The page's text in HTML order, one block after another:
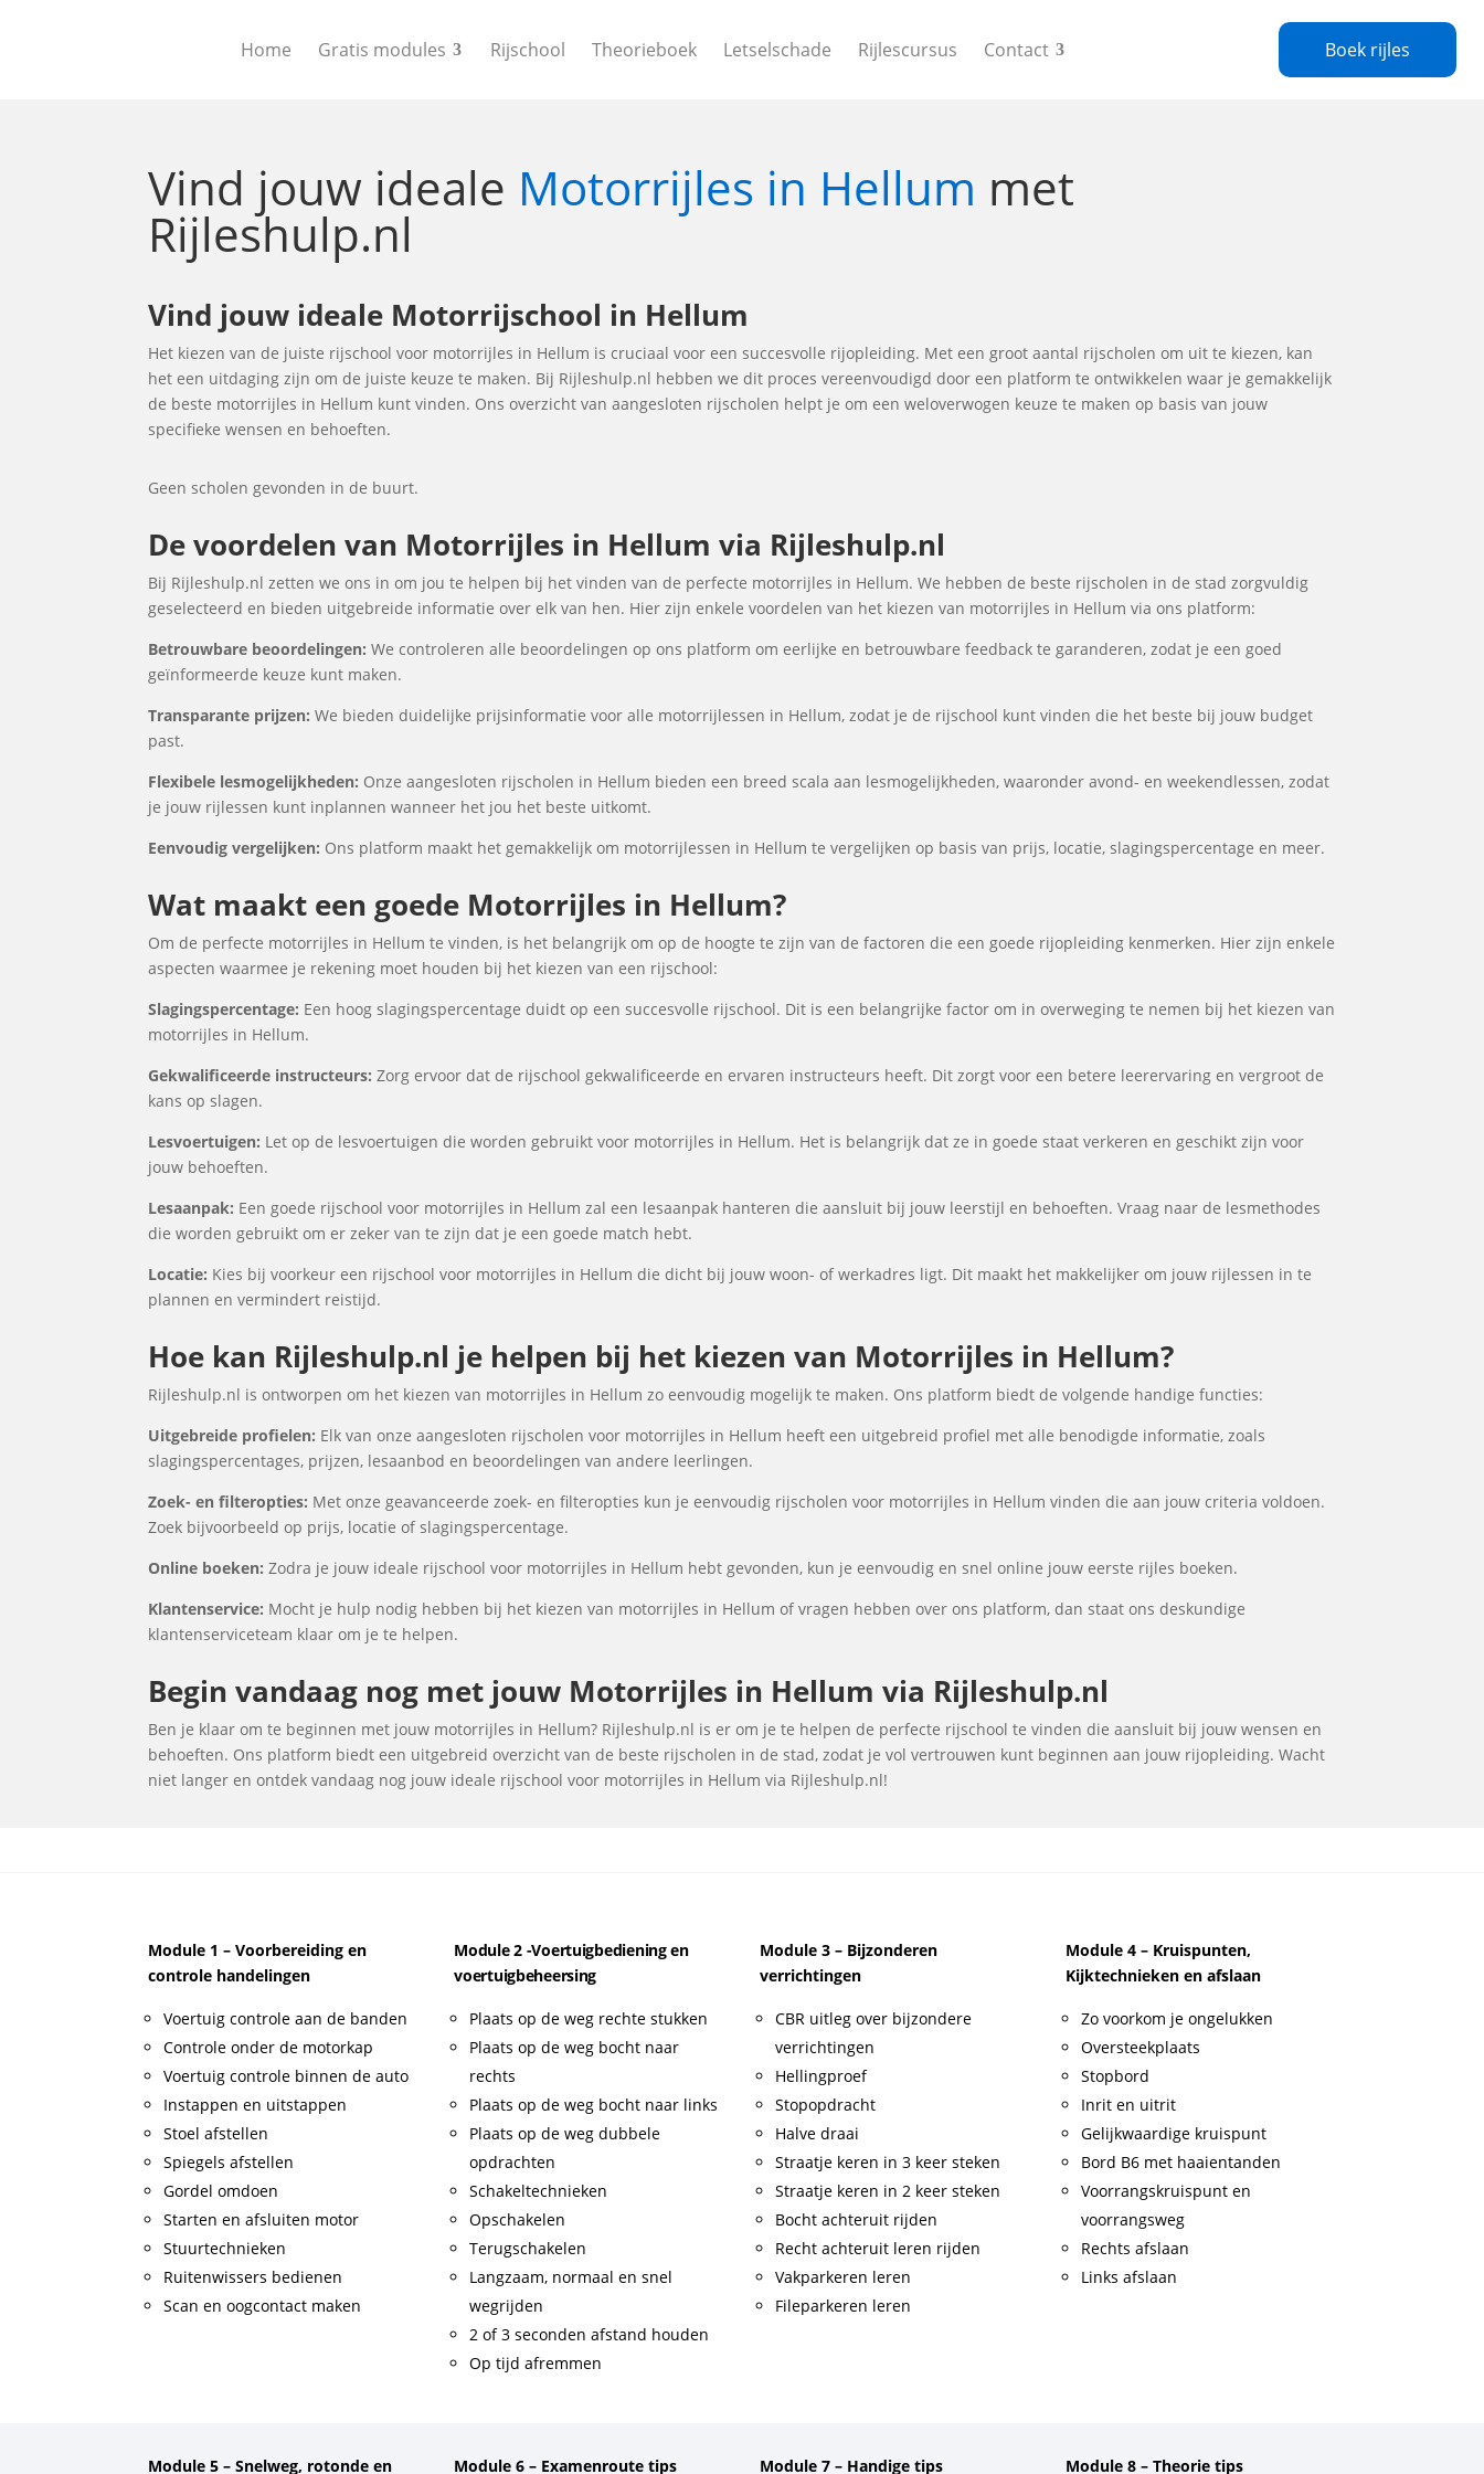
Home Gratis modules Rijschool Theorieboek Letselschade Rijlescursus Contact Boek rijles
Vind jouw ideale Motorrijles in Hellum met
Rijleshulp.nl
Vind jouw ideale Motorrijschool in Hellum
Het kiezen van de juiste rijschool voor motorrijles in Hellum is cruciaal voor een succesvolle rijopleiding. Met een groot aantal rijscholen om uit te kiezen, kan
het een uitdaging zijn om de juiste keuze te maken. Bij Rijleshulp.nl hebben we dit proces vereenvoudigd door een platform te ontwikkelen waar je gemakkelijk
de beste motorrijles in Hellum kunt vinden. Ons overzicht van aangesloten rijscholen helpt je om een weloverwogen keuze te maken op basis van jouw
specifieke wensen en behoeften.
Geen scholen gevonden in de buurt.
De voordelen van Motorrijles in Hellum via Rijleshulp.nl
Bij Rijleshulp.nl zetten we ons in om jou te helpen bij het vinden van de perfecte motorrijles in Hellum. We hebben de beste rijscholen in de stad zorgvuldig
geselecteerd en bieden uitgebreide informatie over elk van hen. Hier zijn enkele voordelen van het kiezen van motorrijles in Hellum via ons platform:
Betrouwbare beoordelingen: We controleren alle beoordelingen op ons platform om eerlijke en betrouwbare feedback te garanderen, zodat je een goed
geïnformeerde keuze kunt maken.
Transparante prijzen: We bieden duidelijke prijsinformatie voor alle motorrijlessen in Hellum, zodat je de rijschool kunt vinden die het beste bij jouw budget
past.
Flexibele lesmogelijkheden: Onze aangesloten rijscholen in Hellum bieden een breed scala aan lesmogelijkheden, waaronder avond- en weekendlessen, zodat
je jouw rijlessen kunt inplannen wanneer het jou het beste uitkomt.
Eenvoudig vergelijken: Ons platform maakt het gemakkelijk om motorrijlessen in Hellum te vergelijken op basis van prijs, locatie, slagingspercentage en meer.
Wat maakt een goede Motorrijles in Hellum?
Om de perfecte motorrijles in Hellum te vinden, is het belangrijk om op de hoogte te zijn van de factoren die een goede rijopleiding kenmerken. Hier zijn enkele
aspecten waarmee je rekening moet houden bij het kiezen van een rijschool:
Slagingspercentage: Een hoog slagingspercentage duidt op een succesvolle rijschool. Dit is een belangrijke factor om in overweging te nemen bij het kiezen van
motorrijles in Hellum.
Gekwalificeerde instructeurs: Zorg ervoor dat de rijschool gekwalificeerde en ervaren instructeurs heeft. Dit zorgt voor een betere leerervaring en vergroot de
kans op slagen.
Lesvoertuigen: Let op de lesvoertuigen die worden gebruikt voor motorrijles in Hellum. Het is belangrijk dat ze in goede staat verkeren en geschikt zijn voor
jouw behoeften.
Lesaanpak: Een goede rijschool voor motorrijles in Hellum zal een lesaanpak hanteren die aansluit bij jouw leerstijl en behoeften. Vraag naar de lesmethodes
die worden gebruikt om er zeker van te zijn dat je een goede match hebt.
Locatie: Kies bij voorkeur een rijschool voor motorrijles in Hellum die dicht bij jouw woon- of werkadres ligt. Dit maakt het makkelijker om jouw rijlessen in te
plannen en vermindert reistijd.
Hoe kan Rijleshulp.nl je helpen bij het kiezen van Motorrijles in Hellum?
Rijleshulp.nl is ontworpen om het kiezen van motorrijles in Hellum zo eenvoudig mogelijk te maken. Ons platform biedt de volgende handige functies:
Uitgebreide profielen: Elk van onze aangesloten rijscholen voor motorrijles in Hellum heeft een uitgebreid profiel met alle benodigde informatie, zoals
slagingspercentages, prijzen, lesaanbod en beoordelingen van andere leerlingen.
Zoek- en filteropties: Met onze geavanceerde zoek- en filteropties kun je eenvoudig rijscholen voor motorrijles in Hellum vinden die aan jouw criteria voldoen.
Zoek bijvoorbeeld op prijs, locatie of slagingspercentage.
Online boeken: Zodra je jouw ideale rijschool voor motorrijles in Hellum hebt gevonden, kun je eenvoudig en snel online jouw eerste rijles boeken.
Klantenservice: Mocht je hulp nodig hebben bij het kiezen van motorrijles in Hellum of vragen hebben over ons platform, dan staat ons deskundige
klantenserviceteam klaar om je te helpen.
Begin vandaag nog met jouw Motorrijles in Hellum via Rijleshulp.nl
Ben je klaar om te beginnen met jouw motorrijles in Hellum? Rijleshulp.nl is er om je te helpen de perfecte rijschool te vinden die aansluit bij jouw wensen en
behoeften. Ons platform biedt een uitgebreid overzicht van de beste rijscholen in de stad, zodat je vol vertrouwen kunt beginnen aan jouw rijopleiding. Wacht
niet langer en ontdek vandaag nog jouw ideale rijschool voor motorrijles in Hellum via Rijleshulp.nl!
Module 1 – Voorbereiding en
controle handelingen
Voertuig controle aan de banden
Controle onder de motorkap
Voertuig controle binnen de auto
Instappen en uitstappen
Stoel afstellen
Spiegels afstellen
Gordel omdoen
Starten en afsluiten motor
Stuurtechnieken
Ruitenwissers bedienen
Scan en oogcontact maken
Module 2 -Voertuigbediening en
voertuigbeheersing
Plaats op de weg rechte stukken
Plaats op de weg bocht naar
rechts
Plaats op de weg bocht naar links
Plaats op de weg dubbele
opdrachten
Schakeltechnieken
Opschakelen
Terugschakelen
Langzaam, normaal en snel
wegrijden
2 of 3 seconden afstand houden
Op tijd afremmen
Module 3 – Bijzonderen
verrichtingen
CBR uitleg over bijzondere
verrichtingen
Hellingproef
Stopopdracht
Halve draai
Straatje keren in 3 keer steken
Straatje keren in 2 keer steken
Bocht achteruit rijden
Recht achteruit leren rijden
Vakparkeren leren
Fileparkeren leren
Module 4 – Kruispunten,
Kijktechnieken en afslaan
Zo voorkom je ongelukken
Oversteekplaats
Stopbord
Inrit en uitrit
Gelijkwaardige kruispunt
Bord B6 met haaientanden
Voorrangskruispunt en
voorrangsweg
Rechts afslaan
Links afslaan
Module 5 – Snelweg, rotonde en Module 6 – Examenroute tips Module 7 – Handige tips Module 8 – Theorie tips